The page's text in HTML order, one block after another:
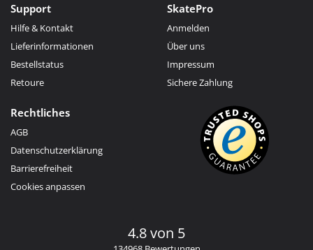
Support
Hilfe & Kontakt
Lieferinformationen
Bestellstatus
Retoure
SkatePro
Anmelden
Über uns
Impressum
Sichere Zahlung
Rechtliches
AGB
Datenschutzerklärung
Barrierefreiheit
Cookies anpassen
4.8 von 5